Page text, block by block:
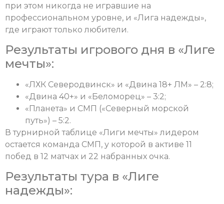
при этом никогда не игравшие на
профессиональном уровне, и «Лига надежды»,
где играют только любители.
Результаты игрового дня в «Лиге
мечты»:
«ЛХК Северодвинск» и «Двина 18+ ЛМ» – 2:8;
«Двина 40+» и «Беломорец» – 3:2;
«Планета» и СМП («Северный морской
путь») – 5:2.
В турнирной таблице «Лиги мечты» лидером
остается команда СМП, у которой в активе 11
побед в 12 матчах и 22 набранных очка.
Результаты тура в «Лиге
надежды»: